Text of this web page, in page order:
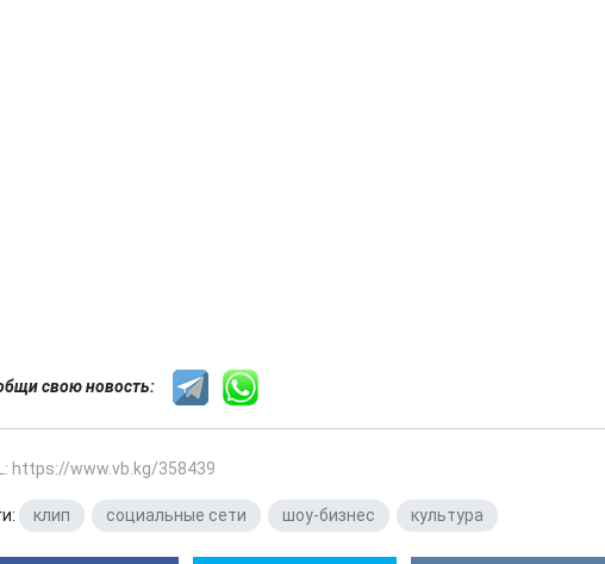
свою новость:
https://www.vb.kg/358439
клип социальные сети шоу-бизнес культура